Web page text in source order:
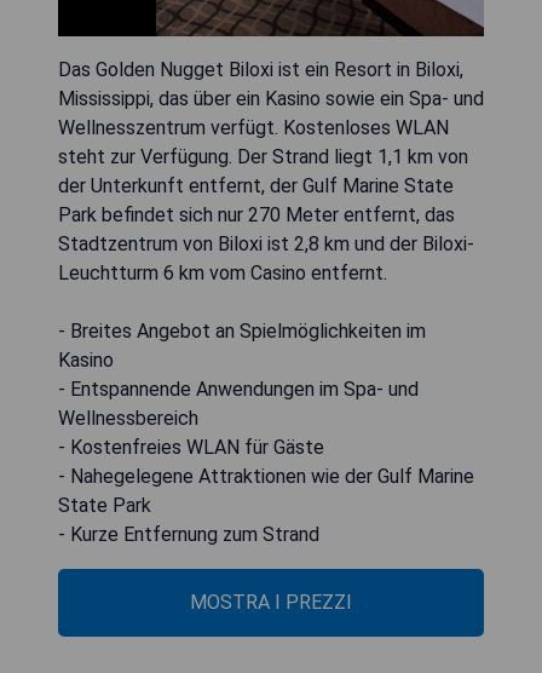
Das Golden Nugget Biloxi ist ein Resort in Biloxi,
Mississippi, das über ein Kasino sowie ein Spa- und
Wellnesszentrum verfügt. Kostenloses WLAN
steht zur Verfügung. Der Strand liegt 1,1 km von
der Unterkunft entfernt, der Gulf Marine State
Park befindet sich nur 270 Meter entfernt, das
Stadtzentrum von Biloxi ist 2,8 km und der Biloxi-
Leuchtturm 6 km vom Casino entfernt.
- Breites Angebot an Spielmöglichkeiten im
Kasino
- Entspannende Anwendungen im Spa- und
Wellnessbereich
- Kostenfreies WLAN für Gäste
- Nahegelegene Attraktionen wie der Gulf Marine
State Park
- Kurze Entfernung zum Strand
MOSTRA I PREZZI